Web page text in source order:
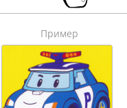
Пример